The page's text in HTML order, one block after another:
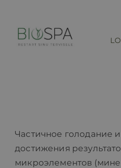
content
Частичное голодание
достижения
микроэлементов